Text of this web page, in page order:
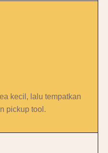
kecil, lalu tempatkan
pickup tool.